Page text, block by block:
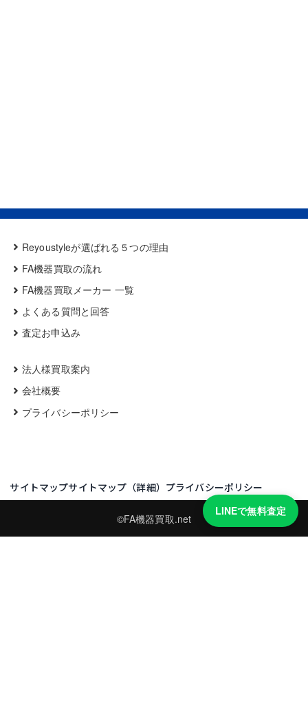
Reyoustyleが選ばれる５つの理由
FA機器買取の流れ
FA機器買取メーカー 一覧
よくある質問と回答
査定お申込み
法人様買取案内
会社概要
プライバシーポリシー
サイトマップサイトマップ（詳細） プライバシーポリシー
©FA機器買取.net
LINEで無料査定